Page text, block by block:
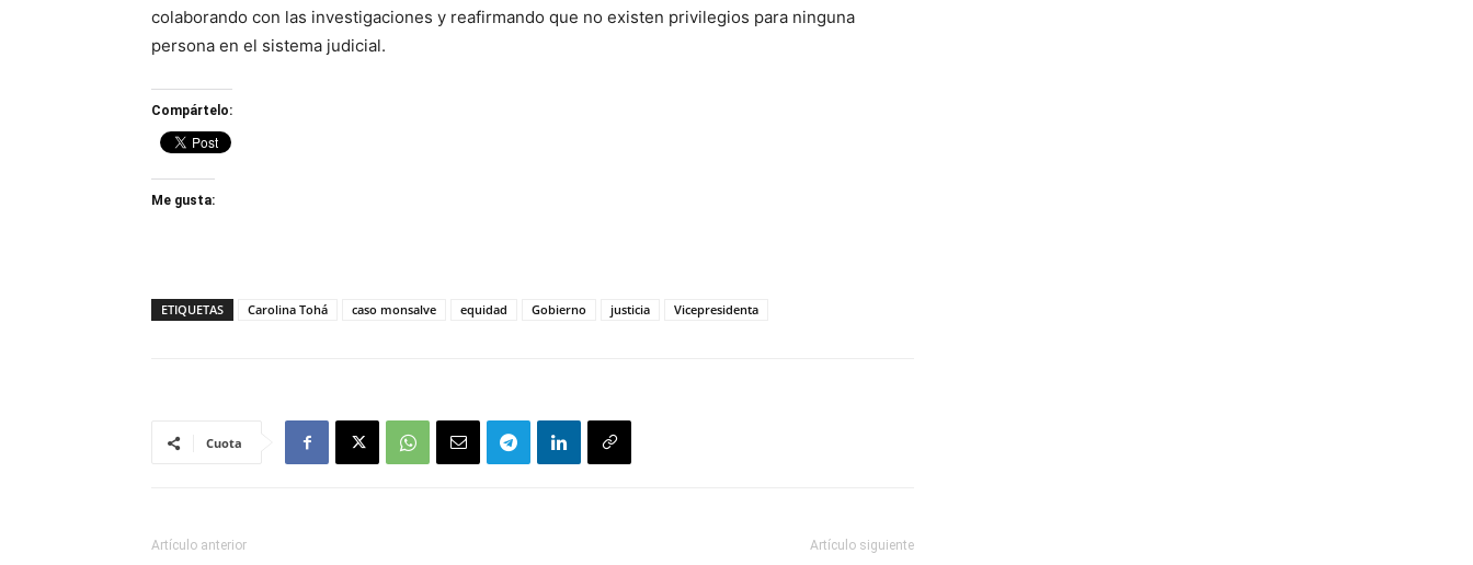
colaborando con las investigaciones y reafirmando que no existen privilegios para ninguna
persona en el sistema judicial.
Compártelo:
Me gusta:
ETIQUETAS Carolina Tohá caso monsalve equidad Gobierno justicia Vicepresidenta
Cuota
Artículo anterior Artículo siguiente